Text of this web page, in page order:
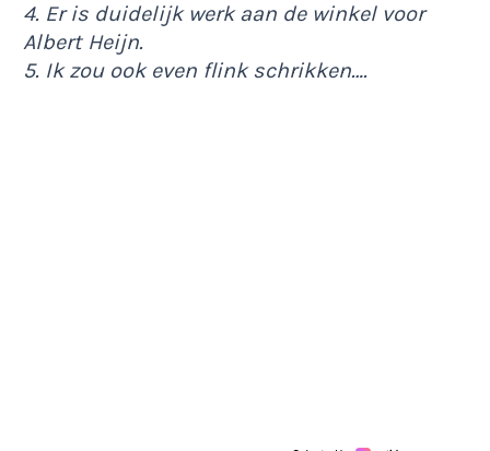
4. Er is duidelijk werk aan de winkel voor
Albert Heijn.
5. Ik zou ook even flink schrikken….